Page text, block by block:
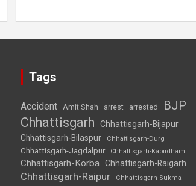
Tags
Accident Amit Shah arrest arrested BJP
Chhattisgarh
Chhattisgarh-Bijapur
Chhattisgarh-Bilaspur
Chhattisgarh-Durg
Chhattisgarh-Jagdalpur Chhattisgarh-Kabirdham
Chhattisgarh-Korba Chhattisgarh-Raigarh
Chhattisgarh-Raipur
Chhattisgarh-Sukma